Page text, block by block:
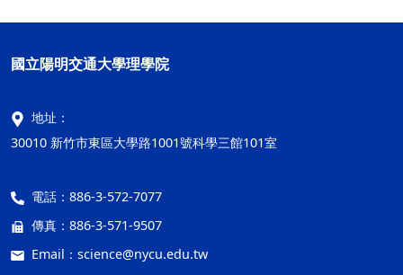
國立陽明交通大學理學院
地址：
30010 新竹市東區大學路1001號科學三館101室
電話： 886-3-572-7077
傳真： 886-3-571-9507
Email： science@nycu.edu.tw